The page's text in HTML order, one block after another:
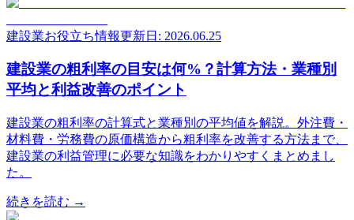
建設業お役立ち情報更新日: 2026.06.25
建設業の粗利率の目安は何%？計算方法・業種別
平均と利益改善のポイント
建設業の粗利率の計算式と業種別の平均値を解説。外注費・
材料費・労務費の原価構造から粗利率を改善する方法まで、
建設業の利益管理に必要な知識をわかりやすくまとめまし
た。
続きを読む →